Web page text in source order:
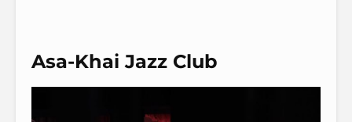
Asa-Khai Jazz Club